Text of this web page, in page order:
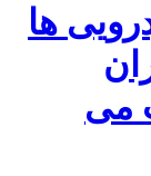
ها
می